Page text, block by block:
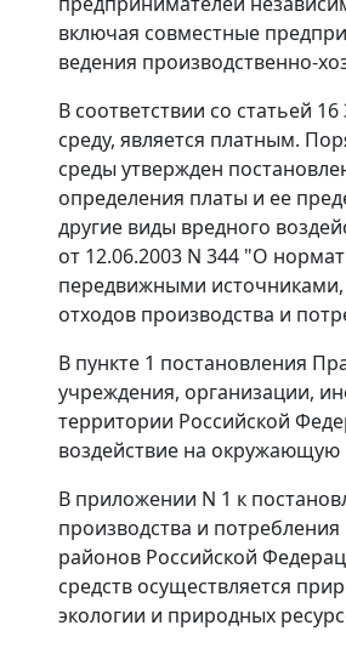
включая совместные
ведения производственно-
В соответствии со статьей 16
среду, является платным.
среды утвержден
определения платы и ее
другие виды вредного
от 12.06.2003 N 344 "О
передвижными
отходов производства и
В пункте 1 постановления
учреждения, организации,
территории Российской
воздействие на окружающую
В приложении N 1 к
производства и
районов Российской
средств осуществляется
экологии и природных